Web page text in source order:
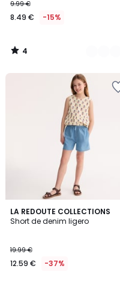
9.99 €
8.49 € -15%
4
/
LA REDOUTE COLLECTIONS
Short de denim ligero
19.99 €
12.59 € -37%